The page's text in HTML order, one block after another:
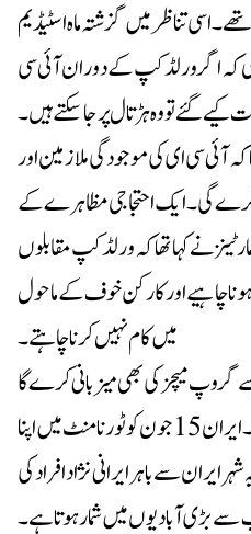
اسی تناظر میں گزشتہ ماہ اسٹیڈیم
کہ اگر ورلڈ کپ کے دوران آئی سی
کیے گئے تو وہ ہڑتال پر جا سکتے ہیں۔
آئی سی ای کی موجودگی ملازمین اور
گی۔ ایک احتجاجی مظاہرے کے
نے کہا تھا کہ ورلڈ کپ مقابلوں
چاہیے اور کارکن خوف کے ماحول
میں کام نہیں کرنا چاہتے۔
میچز کی بھی میزبانی کرے گا
جن میں ایرانی ٹیم شریک ہوگی۔ ایران 15 جون کو ٹورنامنٹ میں اپنا
ایران سے باہر ایرانی نژاد افراد کی
بڑی آبادیوں میں شمار ہوتا ہے۔